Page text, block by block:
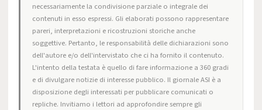
necessariamente la condivisione parziale o integrale dei
contenuti in esso espressi. Gli elaborati possono rappresentare
pareri, interpretazioni e ricostruzioni storiche anche
soggettive. Pertanto, le responsabilità delle dichiarazioni sono
dell'autore e/o dell'intervistato che ci ha fornito il contenuto.
L'intento della testata è quello di fare informazione a 360 gradi
e di divulgare notizie di interesse pubblico. Il giornale ASI è a
disposizione degli interessati per pubblicare comunicati o
repliche. Invitiamo i lettori ad approfondire sempre gli